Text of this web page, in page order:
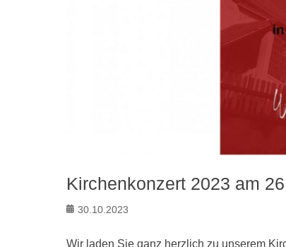
Kirchenkonzert 2023 am
Posted
30.10.2023
Wir laden Sie ganz herzlich zu unserem